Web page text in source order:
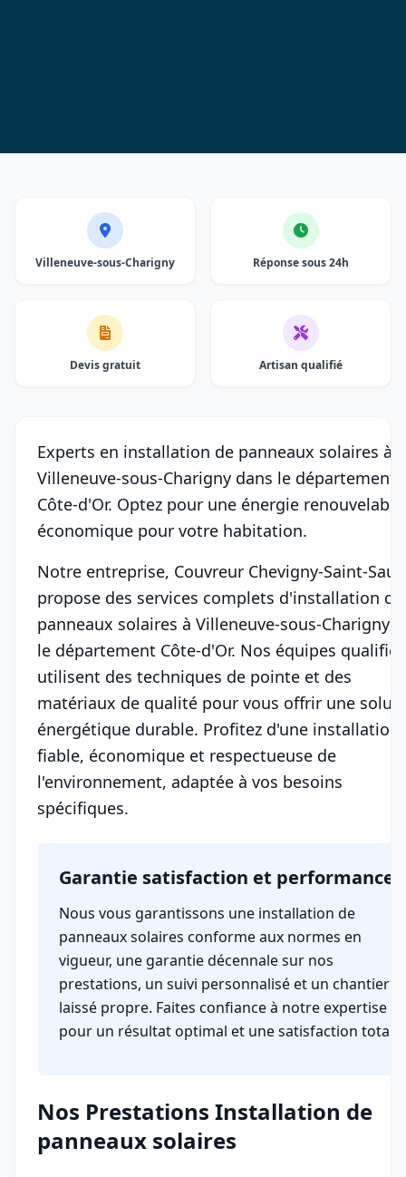
Villeneuve-sous-Charigny Réponse sous 24h
Devis gratuit Artisan qualifié
Experts en installation de panneaux solaires à
Villeneuve-sous-Charigny dans le département
Côte-d'Or. Optez pour une énergie
économique pour votre habitation.
Notre entreprise, Couvreur Chevigny-Saint-
propose des services complets d'installation de
panneaux solaires à Villeneuve-sous-Charigny
le département Côte-d'Or. Nos équipes
utilisent des techniques de pointe et des
matériaux de qualité pour vous offrir une
énergétique durable. Profitez d'une installation
fiable, économique et respectueuse de
l'environnement, adaptée à vos besoins
spécifiques.
Garantie satisfaction et performance
Nous vous garantissons une installation de
panneaux solaires conforme aux normes en
vigueur, une garantie décennale sur nos
prestations, un suivi personnalisé et un chantier
laissé propre. Faites confiance à notre expertise
pour un résultat optimal et une satisfaction totale.
Nos Prestations Installation de
panneaux solaires